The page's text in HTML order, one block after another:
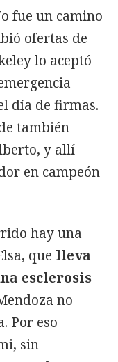
fue un camino
ofertas de
lo aceptó
día de firmas.
también
y allí
en campeón
hay una
que lleva
esclerosis
no
Por eso
sin